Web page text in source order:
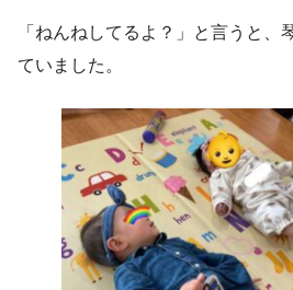
「ねんねしてるよ？」と言うと、
ていました。